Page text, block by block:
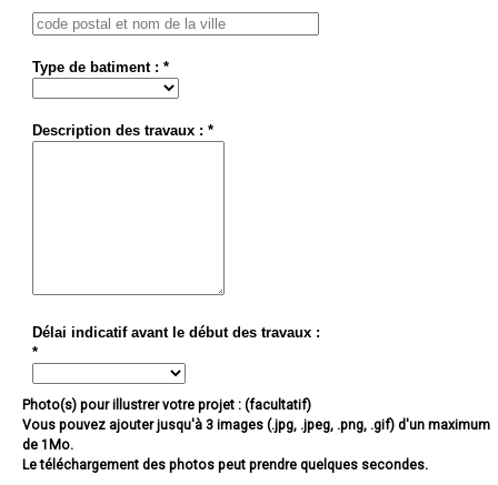
Type de batiment : *
Description des travaux : *
Délai indicatif avant le début des travaux :
*
Photo(s) pour illustrer votre projet : (facultatif)
Vous pouvez ajouter jusqu'à 3 images (.jpg, .jpeg, .png, .gif) d'un maximum
de 1Mo.
Le téléchargement des photos peut prendre quelques secondes.